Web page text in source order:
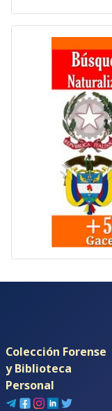
Colección Forense
y Biblioteca
Personal